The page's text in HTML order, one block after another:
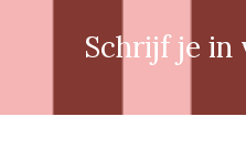
Schrijf je in